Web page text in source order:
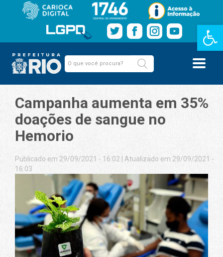
Barra de
Campanha aumenta em 35%
doações de sangue no
Hemorio
Publicado em 29/09/2021 - 16:02
Atualizado em 29/09/2021 -
16:03